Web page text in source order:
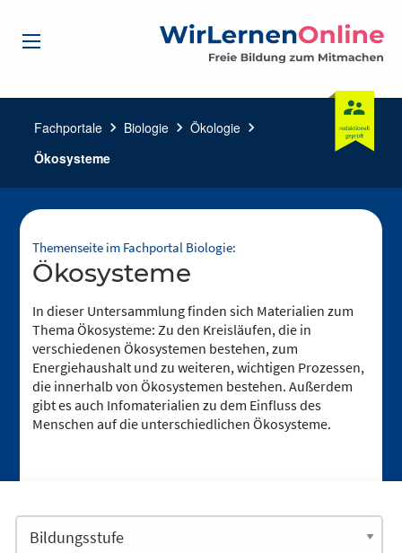
Fachportale chevron_right Biologie chevron_right Ökologie chevron_right
Ökosysteme
Themenseite im Fachportal Biologie:
Ökosysteme
In dieser Untersammlung finden sich Materialien zum
Thema Ökosysteme: Zu den Kreisläufen, die in
verschiedenen Ökosystemen bestehen, zum
Energiehaushalt und zu weiteren, wichtigen Prozessen,
die innerhalb von Ökosystemen bestehen. Außerdem
gibt es auch Infomaterialien zu dem Einfluss des
Menschen auf die unterschiedlichen Ökosysteme.